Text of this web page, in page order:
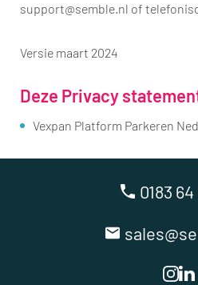
support@semble.nl of
Versie maart 2024
Deze Privacy
​Vexpan Platform Parkeren
0183